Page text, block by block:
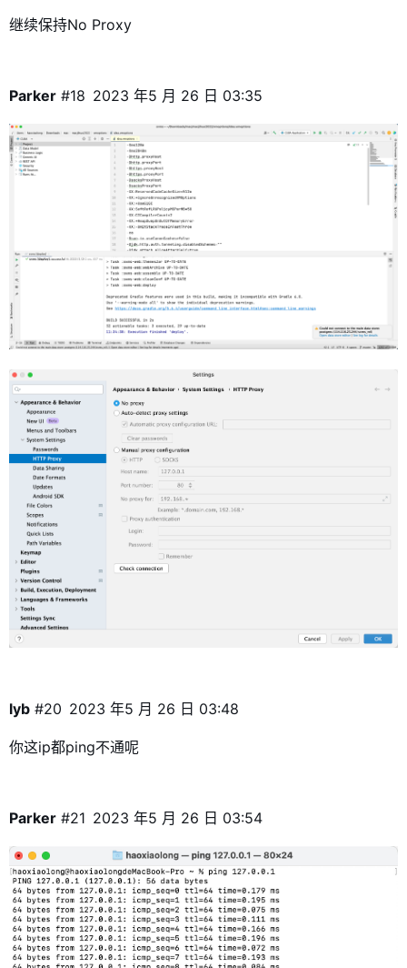
继续保持No Proxy
Parker 2023 年5 月 26 日 03:35
#18
lyb 2023 年5 月 26 日 03:48
#20
你这ip都ping不通呢
Parker 2023 年5 月 26 日 03:54
#21